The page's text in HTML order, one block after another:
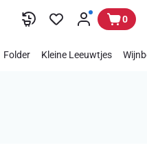
0
Folder Kleine Leeuwtjes